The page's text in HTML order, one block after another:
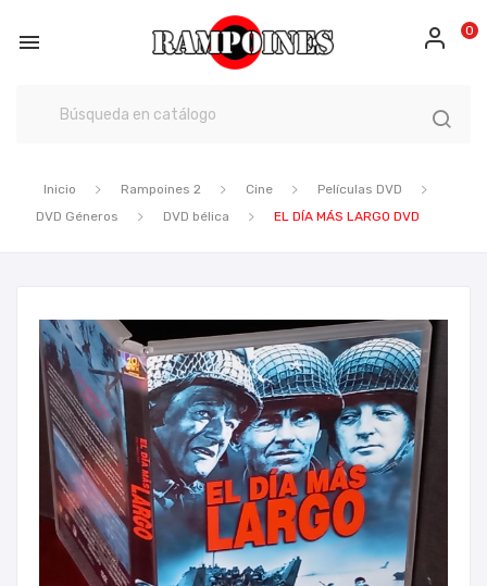
 0
Inicio Rampoines 2 Cine
Películas DVD
DVD Géneros
DVD bélica EL DÍA MÁS LARGO DVD